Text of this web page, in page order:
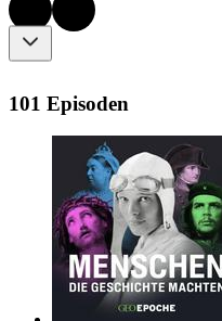
101 Episoden